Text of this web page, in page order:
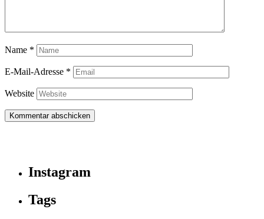
Name *
E-Mail-Adresse *
Website
Instagram
Tags